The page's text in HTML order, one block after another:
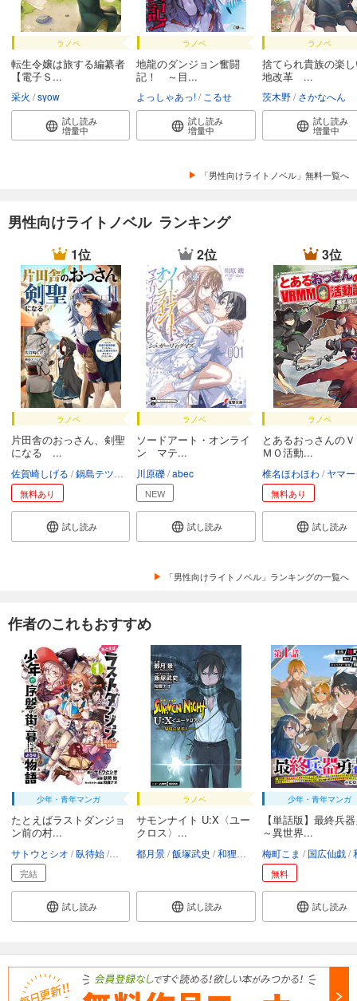
ラノベ
転生令嬢は旅する編纂者
【電子Ｓ...
采火 syow
試し読み
増量中
ラノベ
地龍のダンジョン奮闘
記！ ～目...
よっしゃあっ! こるせ
試し読み
増量中
ラノベ
捨てられ貴族の楽
地改革 ...
茨木野 さかなへん
試し読み
増量中
「男性向けライトノベル」無料一覧へ
男性向けライトノベル ランキング
1位
ラノベ
片田舎のおっさん、剣聖
になる ...
佐賀崎しげる 鍋島テツヒロ
無料あり
試し読み
2位
ラノベ
ソードアート・オンライ
ン マテ...
川原礫 abec
NEW
試し読み
3位
ラノベ
とあるおっさんの
ＭＯ活動...
椎名ほわほわ ヤマ
無料あり
試し読み
「男性向けライトノベル」ランキングの一覧へ
作者のこれもおすすめ
少年・青年マンガ
たとえばラストダンジョ
ン前の村...
サトウとシオ 臥待始 和狸ナオ
完結
試し読み
ラノベ
サモンナイト U:X〈ユー
クロス〉...
都月景 飯塚武史 和狸ナオ
試し読み
少年・青年マンガ
【単話版】最終兵
～異世界...
梅町こま 国広仙戯 和
無料
試し読み